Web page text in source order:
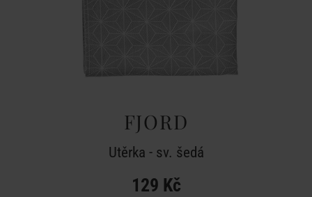
FJORD
Utěrka - sv. šedá
129 Kč